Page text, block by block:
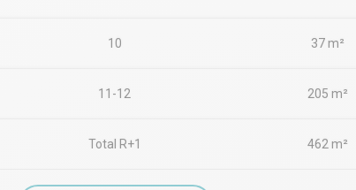
10 37 m²
11-12 205 m²
Total R+1 462 m²